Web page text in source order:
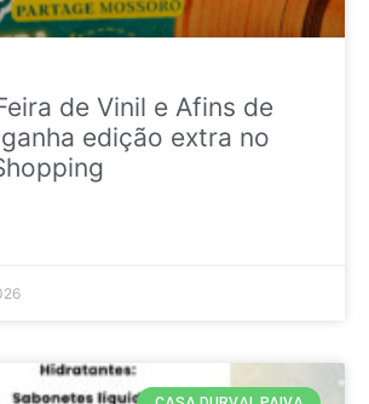
de Vinil e Afins de
edição extra no